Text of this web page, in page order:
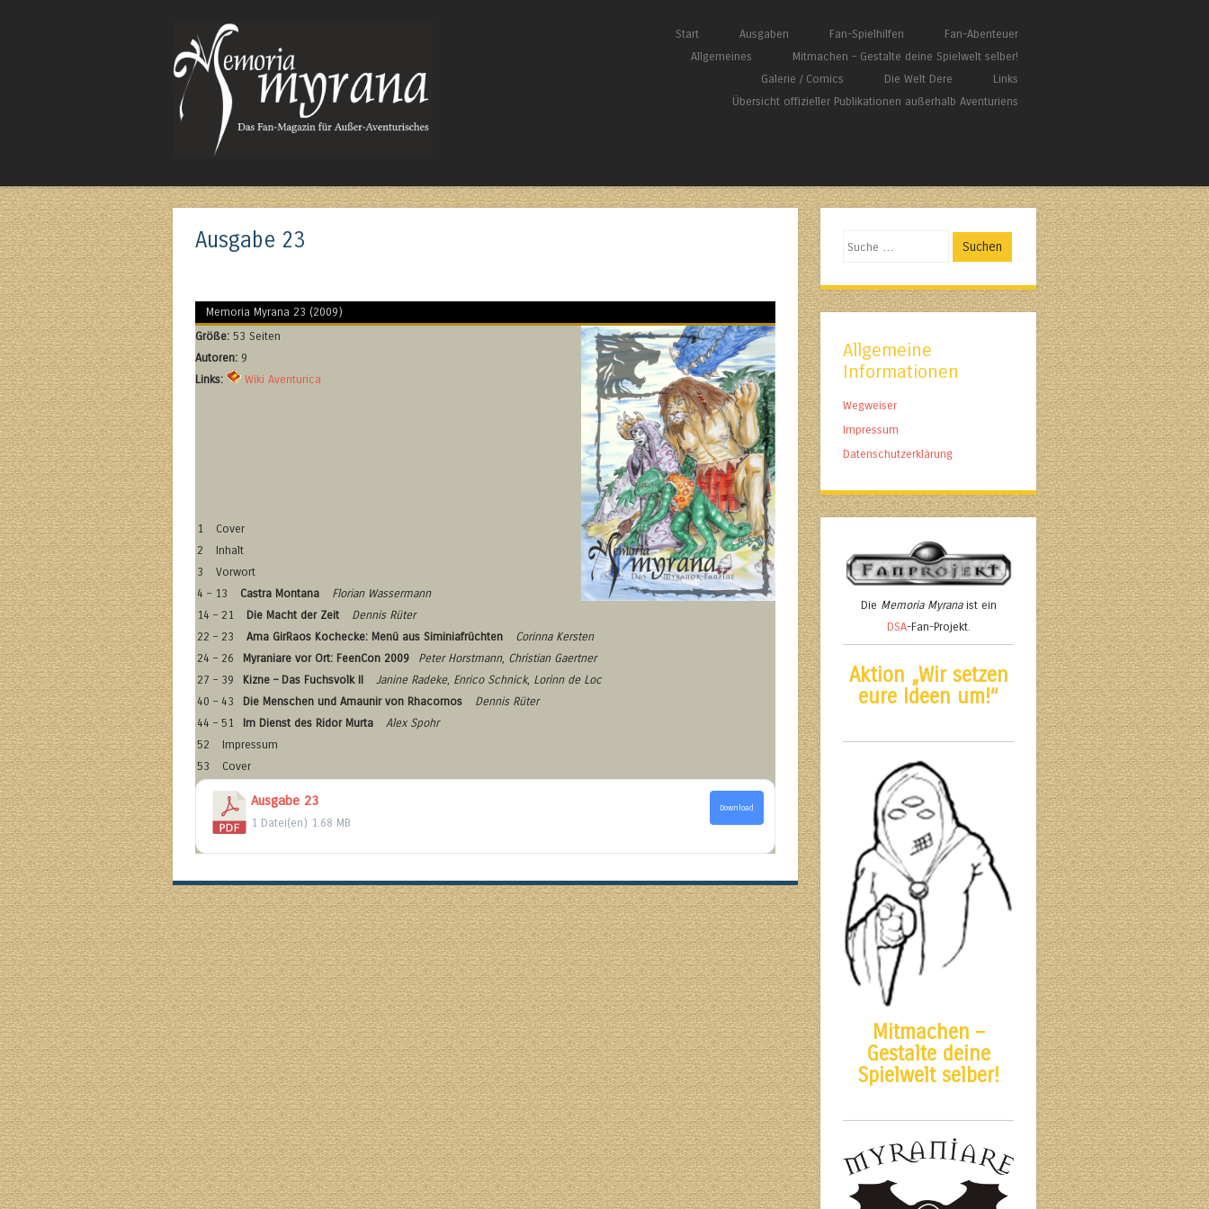
Springe zum Inhalt
Start Ausgaben Fan-Spielhilfen
Fan-Abenteuer
Allgemeines
Mitmachen – Gestalte deine Spielwelt selber!
Galerie / Comics
Die Welt Dere
Links
Übersicht offizieller Publikationen außerhalb Aventuriens
Ausgabe 23
Memoria Myrana 23 (2009)
Größe: 53 Seiten
Autoren: 9
Links:
Wiki Aventurica
1
Cover
2
Inhalt
3
Vorwort
4 – 13
Castra Montana
Florian Wassermann
14 – 21
Die Macht der Zeit
Dennis Rüter
22 – 23
Ama GirRaos Kochecke: Menü aus Siminiafrüchten
Corinna Kersten
24 – 26
Myraniare vor Ort: FeenCon 2009 Peter Horstmann, Christian Gaertner
27 – 39
Kizne – Das Fuchsvolk II Janine Radeke, Enrico Schnick, Lorinn de Loc
40 – 43
Die Menschen und Amaunir von Rhacornos
Dennis Rüter
44 – 51
Im Dienst des Ridor Murta
Alex Spohr
52
Impressum
53
Cover
Ausgabe 23
1 Datei(en) 1.68 MB
Download
Suchen
Allgemeine
Informationen
Wegweiser
Impressum
Datenschutzerklärung
Die Memoria Myranaist ein
DSA-Fan-Projekt.
Aktion „Wir setzen
eure Ideen um!“
Mitmachen –
Gestalte deine
Spielwelt selber!